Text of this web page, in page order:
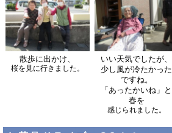
散歩に出かけ、
桜を見に行きました。
いい天気でしたが、
少し風が冷たかった
ですね。
「あったかいね」と
春を
感じられました。